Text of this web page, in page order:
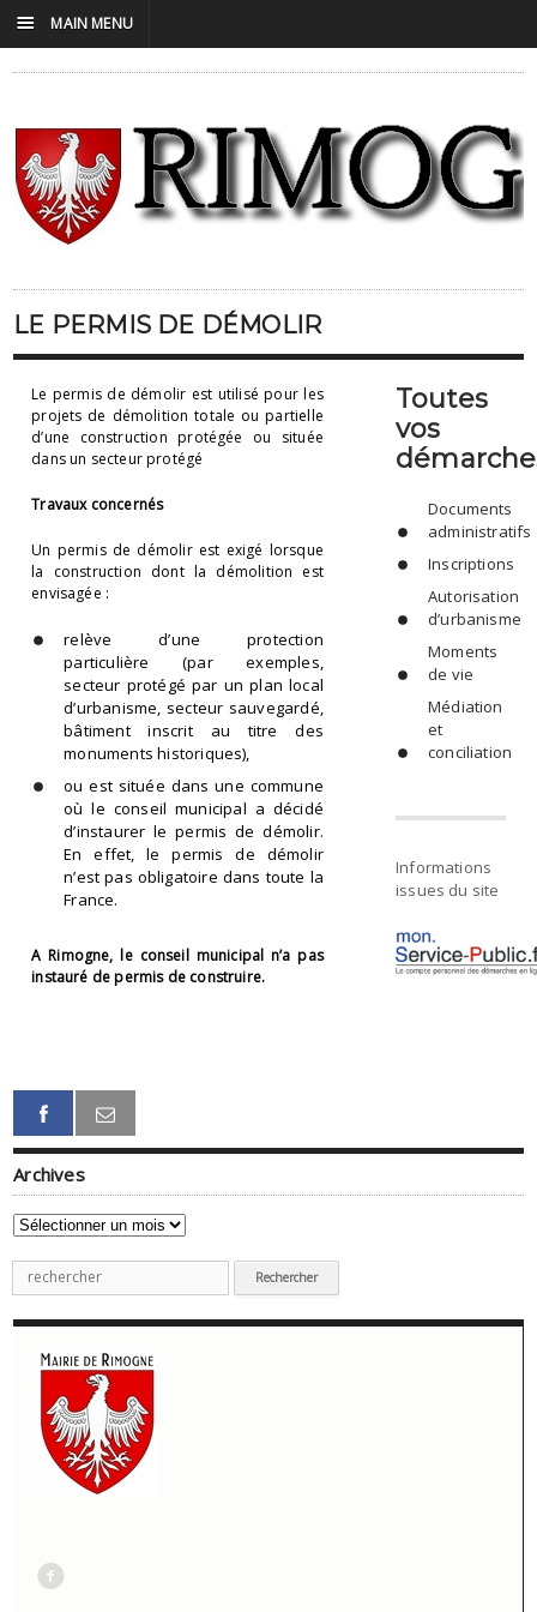
LE PERMIS DE DÉMOLIR
Le permis de démolir est utilisé pour les
projets de démolition totale ou partielle
d’une construction protégée ou située
dans un secteur protégé
Travaux concernés
Un permis de démolir est exigé lorsque
la construction dont la démolition est
envisagée :
relève d’une protection
particulière (par exemples,
secteur protégé par un plan local
d’urbanisme, secteur sauvegardé,
bâtiment inscrit au titre des
monuments historiques),
ou est située dans une commune
où le conseil municipal a décidé
d’instaurer le permis de démolir.
En effet, le permis de démolir
n’est pas obligatoire dans toute la
France.
A Rimogne, le conseil municipal n’a pas
instauré de permis de construire.
Toutes
vos
Documents
administratifs
Inscriptions
Autorisation
d’urbanisme
Moments
de vie
Médiation
et
conciliation
Informations
issues du site
Archives
Archives
Recherche
pour
:

☰ MAIN MENU